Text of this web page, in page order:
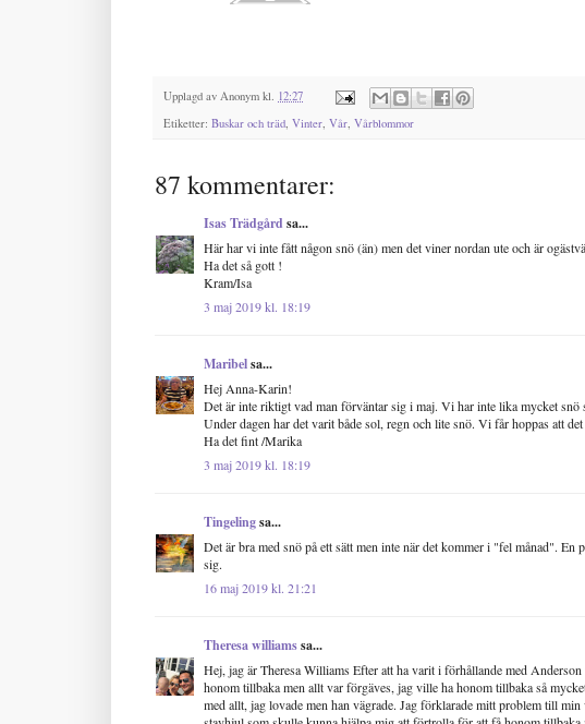
Upplagd av Anonym kl. 12:27
Etiketter: Buskar och träd, Vinter, Vår, Vårblommor
87 kommentarer:
Isas Trädgård sa...
Här har vi inte fått någon snö (än) men det viner nordan ute och är
Ha det så gott !
Kram/Isa
3 maj 2019 kl. 18:19
Maribelsa...
Hej Anna-Karin!
Det är inte riktigt vad man förväntar sig i maj. Vi har inte lika mycket
Under dagen har det varit både sol, regn och lite snö. Vi får hoppas att
Ha det fint /Marika
3 maj 2019 kl. 18:19
Tingelingsa...
Det är bra med snö på ett sätt men inte när det kommer i "fel månad".
sig.
16 maj 2019 kl. 21:21
Theresa williamssa...
Hej, jag är Theresa Williams Efter att ha varit i förhållande med
honom tillbaka men allt var förgäves, jag ville ha honom tillbaka så
med allt, jag lovade men han vägrade. Jag förklarade mitt problem till